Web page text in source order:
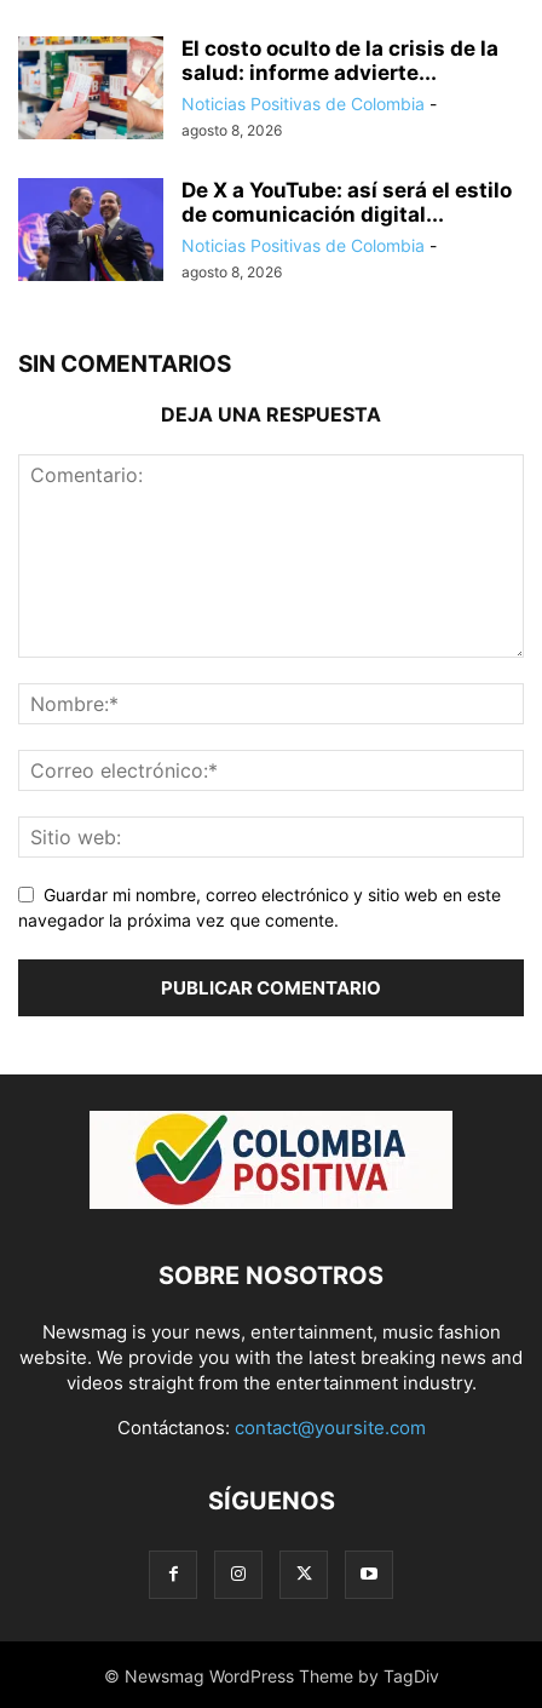
El costo oculto de la crisis de la
salud: informe advierte...
Noticias Positivas de Colombia -
agosto 8, 2026
De X a YouTube: así será el estilo
de comunicación digital...
Noticias Positivas de Colombia -
agosto 8, 2026
SIN COMENTARIOS
DEJA UNA RESPUESTA
Guardar mi nombre, correo electrónico y sitio web en este
navegador la próxima vez que comente.
SOBRE NOSOTROS
Newsmag is your news, entertainment, music fashion
website. We provide you with the latest breaking news and
videos straight from the entertainment industry.
Contáctanos: contact@yoursite.com
SÍGUENOS
© Newsmag WordPress Theme by TagDiv